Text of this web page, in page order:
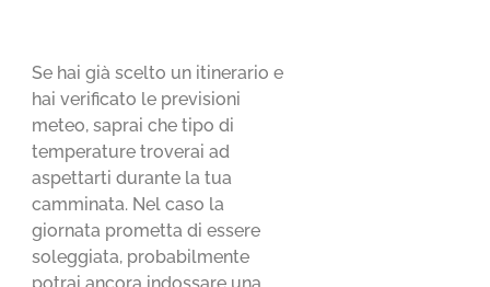
Se hai già scelto un itinerario e
hai verificato le previsioni
meteo, saprai che tipo di
temperature troverai ad
aspettarti durante la tua
camminata. Nel caso la
giornata prometta di essere
soleggiata, probabilmente